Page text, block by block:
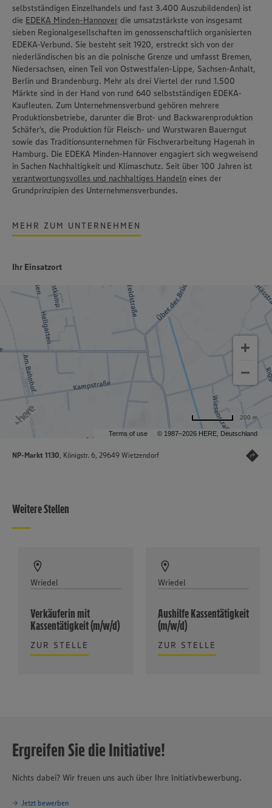
selbstständigen Einzelhandels und fast 3.400 Auszubildenden) ist
die EDEKA Minden-Hannover die umsatzstärkste von insgesamt
sieben Regionalgesellschaften im genossenschaftlich organisierten
EDEKA-Verbund. Sie besteht seit 1920, erstreckt sich von der
niederländischen bis an die polnische Grenze und umfasst Bremen,
Niedersachsen, einen Teil von Ostwestfalen-Lippe, Sachsen-Anhalt,
Berlin und Brandenburg. Mehr als drei Viertel der rund 1.500
Märkte sind in der Hand von rund 640 selbstständigen EDEKA-
Kaufleuten. Zum Unternehmensverbund gehören mehrere
Produktionsbetriebe, darunter die Brot- und Backwarenproduktion
Schäfer’s, die Produktion für Fleisch- und Wurstwaren Bauerngut
sowie das Traditionsunternehmen für Fischverarbeitung Hagenah in
Hamburg. Die EDEKA Minden-Hannover engagiert sich wegweisend
in Sachen Nachhaltigkeit und Klimaschutz. Seit über 100 Jahren ist
verantwortungsvolles und nachhaltiges Handeln eines der
Grundprinzipien des Unternehmensverbundes.
MEHR ZUM UNTERNEHMEN
Ihr Einsatzort
Terms of use © 1987–2026 HERE, Deutschland
200 m
NP-Markt 1130, Königstr. 6, 29649 Wietzendorf
Weitere Stellen
Wriedel
Verkäuferin mit
Kassentätigkeit (m/w/d)
ZUR STELLE
Wriedel
Aushilfe Kassentätigkeit
(m/w/d)
ZUR STELLE
Ergreifen Sie die Initiative!
Nichts dabei? Wir freuen uns auch über Ihre Initiativbewerbung.
Jetzt bewerben